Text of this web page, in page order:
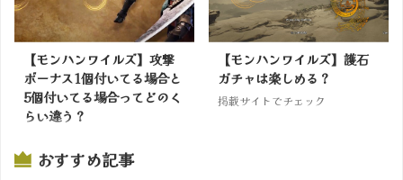
【モンハンワイルズ】攻撃
ボーナス1個付いてる場合と
5個付いてる場合ってどのく
らい違う？
【モンハンワイルズ】護石
ガチャは楽しめる？
掲載サイトでチェック
おすすめ記事